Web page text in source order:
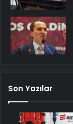
Son Yazılar